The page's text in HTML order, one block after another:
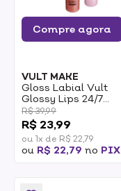
Compre agora
VULT MAKE
Gloss Labial Vult
Glossy Lips 24/7
Pêssego Cintilante
5,2ml
R$ 39,99
R$ 23,99
ou 1x de R$ 22,79
ou R$ 22,79 no PIX